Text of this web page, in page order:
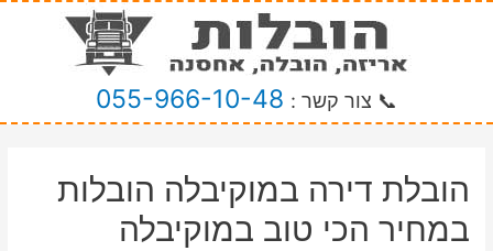
📞 צור קשר : 055-966-10-48
הובלת דירה במוקיבלה הובלות
במחיר הכי טוב במוקיבלה